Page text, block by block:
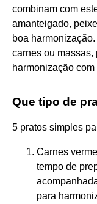
combinam com
amanteigado,
boa
carnes ou massas,
harmonização
Que tipo de
5 pratos simples
Carnes
tempo de
para